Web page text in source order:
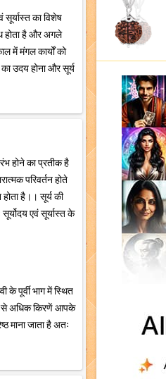
सूर्यास्त का विशेष
होता है और अगले
में मंगल कार्यों को
उदय होना और सूर्य
होने का प्रतीक है
परिवर्तन होते
है।। सूर्य की
एवं सूर्यास्त के
के पूर्वी भाग में स्थित
से अधिक किरणें आपके
माना जाता है अतः